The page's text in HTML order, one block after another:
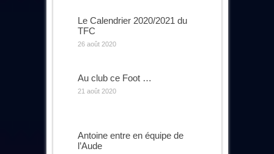
Le Calendrier 2020/2021 du
TFC
26 août 2020
Au club ce Foot …
21 août 2020
Antoine entre en équipe de
l’Aude